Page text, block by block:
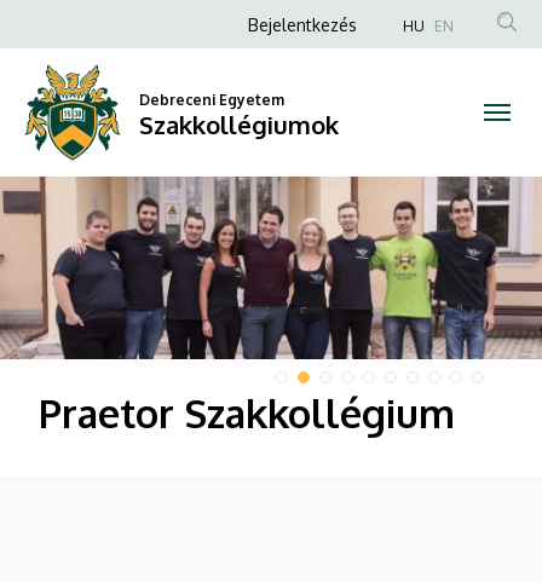
Szakkollégiumok
Anonim
fiók
menüje
Bejelentkezés HU EN
Debreceni Egyetem
Szakkollégiumok
DIAVETÍTÉS
Praetor Szakkollégium